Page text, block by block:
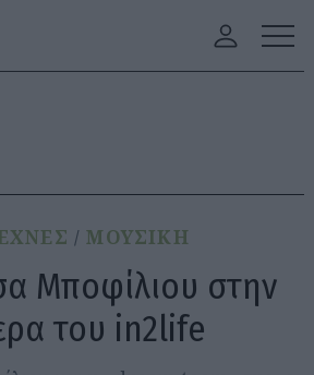
ΜΟΥΣΙΚΗ
Μποφίλιου στην
του in2life